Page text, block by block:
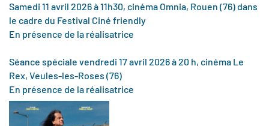
Samedi 11 avril 2026 à 11h30, cinéma Omnia, Rouen (76) dans
le cadre du Festival Ciné friendly
En présence de la réalisatrice
Séance spéciale vendredi 17 avril 2026 à 20 h, cinéma Le
Rex, Veules-les-Roses (76)
En présence de la réalisatrice